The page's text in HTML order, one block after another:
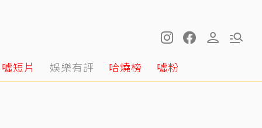
噓短片 娛樂有評 哈燒榜 噓粉